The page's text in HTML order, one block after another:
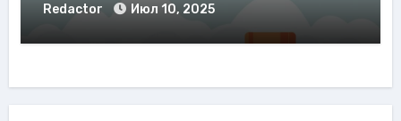
Redactor Июл 10, 2025